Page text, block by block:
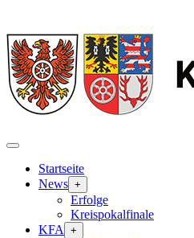
Startseite
News +
Erfolge
Kreispokalfinale
KFA
+